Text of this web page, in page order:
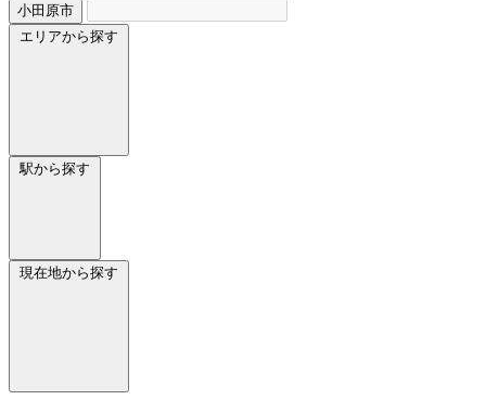
小田原市
エリアから探す
駅から探す
現在地から探す